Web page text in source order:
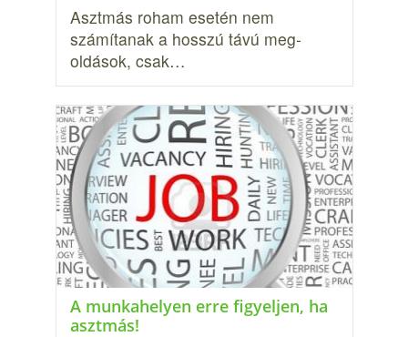
Asztmás roham esetén nem
számítanak a hosszú távú meg­
oldások, csak…
A munkahelyen erre figyeljen, ha
asztmás!